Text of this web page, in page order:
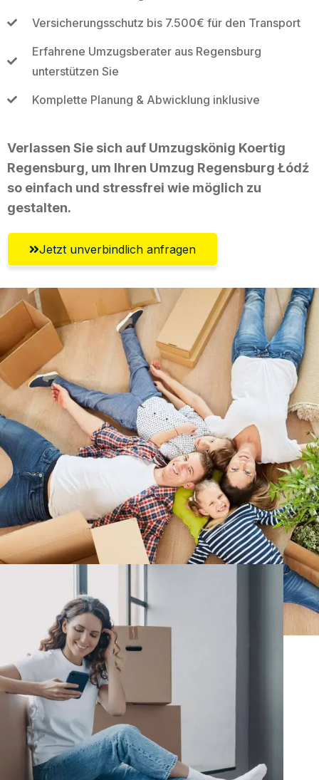
Versicherungsschutz bis 7.500€ für den Transport
Erfahrene Umzugsberater aus Regensburg
unterstützen Sie
Komplette Planung & Abwicklung inklusive
Verlassen Sie sich auf Umzugskönig Koertig
Regensburg, um Ihren Umzug Regensburg Łódź
so einfach und stressfrei wie möglich zu
gestalten.
Jetzt unverbindlich anfragen